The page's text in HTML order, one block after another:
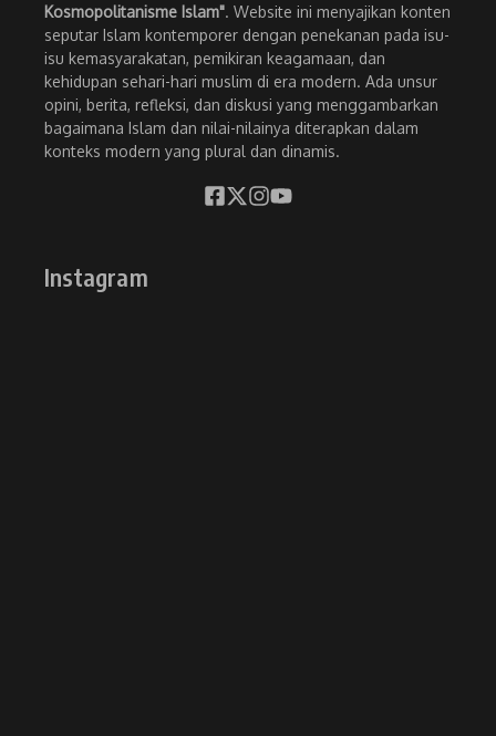
Kosmopolitanisme Islam". Website ini menyajikan konten
seputar Islam kontemporer dengan penekanan pada isu-
isu kemasyarakatan, pemikiran keagamaan, dan
kehidupan sehari-hari muslim di era modern. Ada unsur
opini, berita, refleksi, dan diskusi yang menggambarkan
bagaimana Islam dan nilai-nilainya diterapkan dalam
konteks modern yang plural dan dinamis.
Instagram